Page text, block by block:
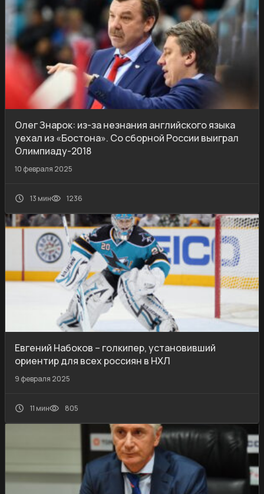
Олег Знарок: из-за незнания английского языка
уехал из «Бостона». Со сборной России выиграл
Олимпиаду-2018
10 февраля 2025
13 мин 1236
Евгений Набоков – голкипер, установивший
ориентир для всех россиян в НХЛ
9 февраля 2025
11 мин 805